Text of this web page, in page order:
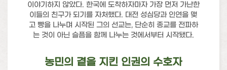
이야기하지 않았다. 한국에 도착하자마자 가장 먼저 가난한
이들의 친구가 되기를 자처했다. 대전 성심당과 인연을 맺
고 빵을 나누며 시작된 그의 선교는, 단순히 종교를 전파하
는 것이 아닌 슬픔을 함께 나누는 것에서부터 시작됐다.
농민의 곁을 지킨 인권의 수호자